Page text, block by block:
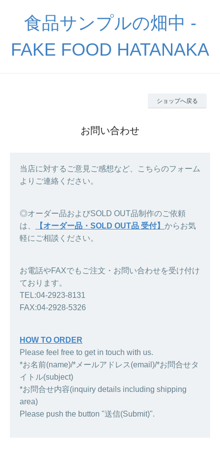
食品サンプルの畑中 -
FAKE FOOD HATANAKA
ショップへ戻る
お問い合わせ
当店に対するご意見ご感想など、こちらのフォーム
よりご連絡ください。
◎オーダー品およびSOLD OUT品制作のご依頼
は、
【オーダー品・SOLD OUT品 受付】 からお気
軽にご相談ください。
お電話やFAXでもご注文・お問い合わせを受け付け
ております。
TEL:04-2923-8131
FAX:04-2928-5326
HOW TO ORDER
Please feel free to get in touch with us.
*お名前(name)/*メールアドレス(email)/*お問合せタ
イトル(subject)
*お問合せ内容(inquiry details including shipping
area)
Please push the button "送信(Submit)".